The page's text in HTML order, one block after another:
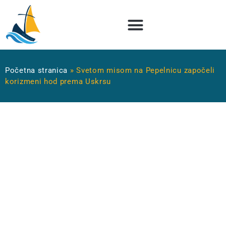
Početna stranica »Svetom misom na Pepelnicu započeli
korizmeni hod prema Uskrsu